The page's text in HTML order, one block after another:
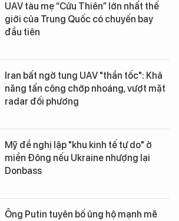
UAV tàu mẹ “Cửu Thiên” lớn nhất thế
giới của Trung Quốc có chuyến bay
đầu tiên
Iran bất ngờ tung UAV "thần tốc": Khả
năng tấn công chớp nhoáng, vượt mặt
radar đối phương
Mỹ đề nghị lập "khu kinh tế tự do" ở
miền Đông nếu Ukraine nhượng lại
Donbass
Ông Putin tuyên bố ủng hộ mạnh mẽ